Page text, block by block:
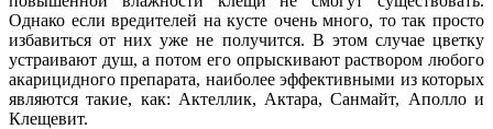
Однако если вредителей на кусте очень много, то так просто
избавиться от них уже не получится. В этом случае цветку
устраивают душ, а потом его опрыскивают раствором любого
акарицидного препарата, наиболее эффективными из которых
являются такие, как: Актеллик, Актара, Санмайт, Аполло и
Клещевит.